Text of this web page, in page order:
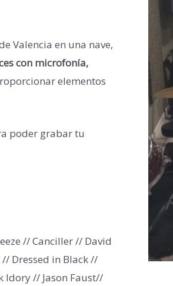
Valencia en una nave,
con microfonía,
elementos
poder grabar tu
// Canciller // David
Dressed in Black //
Idory // Jason Faust//